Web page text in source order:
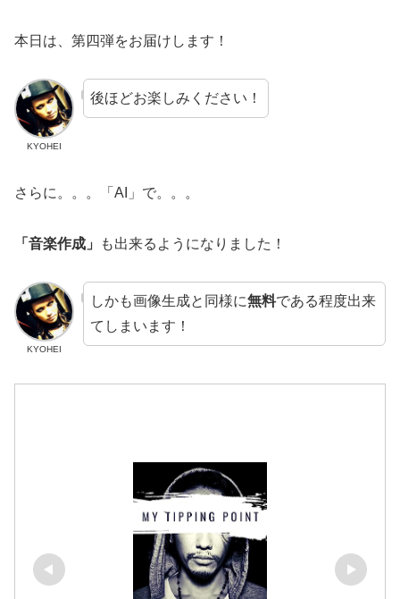
本日は、第四弾をお届けします！
KYOHEI
後ほどお楽しみください！
さらに。。。「AI」で。。。
「音楽作成」 も出来るようになりました！
KYOHEI
しかも画像生成と同様に無料である程度出来
てしまいます！